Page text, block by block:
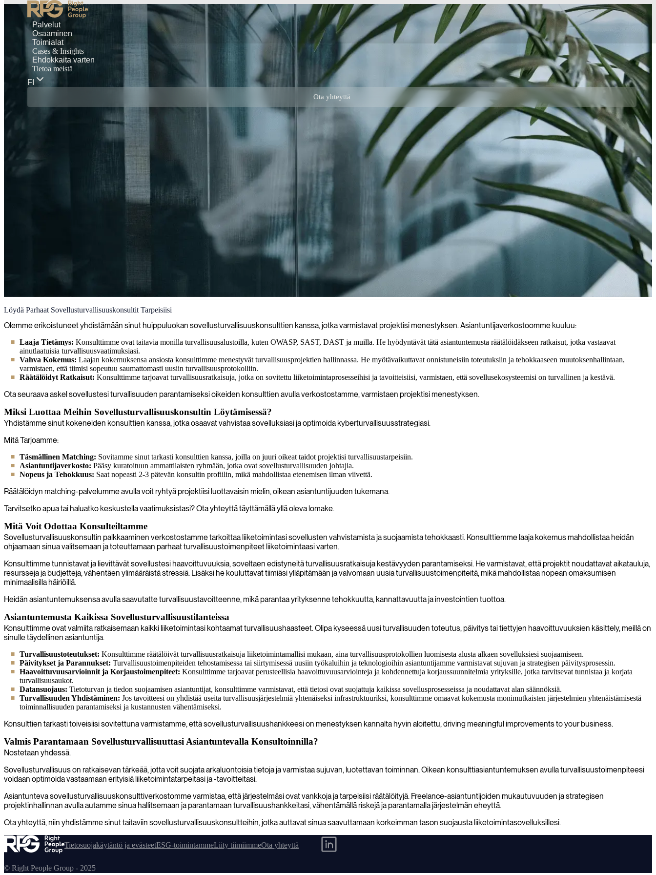
Palvelut
Osaaminen
Toimialat
Cases & Insights
Ehdokkaita varten
Tietoa meistä
FI
Ota yhteyttä
Sovellusturvallisuus
Autamme sinua tunnistamaan ja korjaamaan haavoittuvuudet ennen kuin hyökkääjät hyödyntävät niitä, suojaten sovelluksesi ja tietosi kattavien tietoturva-arviointien ja alan parhaiden käytäntöjen asiantuntevan
Löydä Parhaat Sovellusturvallisuuskonsultit Tarpeisiisi
Olemme erikoistuneet yhdistämään sinut huippuluokan sovellusturvallisuuskonsulttien kanssa, jotka varmistavat projektisi menestyksen. Asiantuntijaverkostoomme kuuluu:
Laaja Tietämys: Konsulttimme ovat taitavia monilla turvallisuusalustoilla, kuten OWASP, SAST, DAST ja muilla. He hyödyntävät tätä asiantuntemusta räätälöidäkseen ratkaisut, jotka vastaavat
ainutlaatuisia turvallisuusvaatimuksiasi.
Vahva Kokemus: Laajan kokemuksensa ansiosta konsulttimme menestyvät turvallisuusprojektien hallinnassa. He myötävaikuttavat onnistuneisiin toteutuksiin ja tehokkaaseen muutoksenhallintaan,
varmistaen, että tiimisi sopeutuu saumattomasti uusiin turvallisuusprotokolliin.
Räätälöidyt Ratkaisut: Konsulttimme tarjoavat turvallisuusratkaisuja, jotka on sovitettu liiketoimintaprosesseihisi ja tavoitteisiisi, varmistaen, että sovellusekosysteemisi on turvallinen ja kestävä.
Ota seuraava askel sovellustesi turvallisuuden parantamiseksi oikeiden konsulttien avulla verkostostamme, varmistaen projektisi menestyksen.
Miksi Luottaa Meihin Sovellusturvallisuuskonsultin Löytämisessä?
Yhdistämme sinut kokeneiden konsulttien kanssa, jotka osaavat vahvistaa sovelluksiasi ja optimoida kyberturvallisuusstrategiasi.
Mitä Tarjoamme:
Täsmällinen Matching: Sovitamme sinut tarkasti konsulttien kanssa, joilla on juuri oikeat taidot projektisi turvallisuustarpeisiin.
Asiantuntijaverkosto: Pääsy kuratoituun ammattilaisten ryhmään, jotka ovat sovellusturvallisuuden johtajia.
Nopeus ja Tehokkuus: Saat nopeasti 2-3 pätevän konsultin profiilin, mikä mahdollistaa etenemisen ilman viivettä.
Räätälöidyn matching-palvelumme avulla voit ryhtyä projektiisi luottavaisin mielin, oikean asiantuntijuuden tukemana.
Tarvitsetko apua tai haluatko keskustella vaatimuksistasi? Ota yhteyttä täyttämällä yllä oleva lomake.
Mitä Voit Odottaa Konsulteiltamme
Sovellusturvallisuuskonsultin palkkaaminen verkostostamme tarkoittaa liiketoimintasi sovellusten vahvistamista ja suojaamista tehokkaasti. Konsulttiemme laaja kokemus mahdollistaa heidän
ohjaamaan sinua valitsemaan ja toteuttamaan parhaat turvallisuustoimenpiteet liiketoimintaasi varten.
Konsulttimme tunnistavat ja lievittävät sovellustesi haavoittuvuuksia, soveltaen edistyneitä turvallisuusratkaisuja kestävyyden parantamiseksi. He varmistavat, että projektit noudattavat aikatauluja,
resursseja ja budjetteja, vähentäen ylimääräistä stressiä. Lisäksi he kouluttavat tiimiäsi ylläpitämään ja valvomaan uusia turvallisuustoimenpiteitä, mikä mahdollistaa nopean omaksumisen
minimaalisilla häiriöillä.
Heidän asiantuntemuksensa avulla saavutatte turvallisuustavoitteenne, mikä parantaa yrityksenne tehokkuutta, kannattavuutta ja investointien tuottoa.
Asiantuntemusta Kaikissa Sovellusturvallisuustilanteissa
Konsulttimme ovat valmiita ratkaisemaan kaikki liiketoimintasi kohtaamat turvallisuushaasteet. Olipa kyseessä uusi turvallisuuden toteutus, päivitys tai tiettyjen haavoittuvuuksien käsittely, meillä on
sinulle täydellinen asiantuntija.
Turvallisuustoteutukset: Konsulttimme räätälöivät turvallisuusratkaisuja liiketoimintamallisi mukaan, aina turvallisuusprotokollien luomisesta alusta alkaen sovelluksiesi suojaamiseen.
Päivitykset ja Parannukset: Turvallisuustoimenpiteiden tehostamisessa tai siirtymisessä uusiin työkaluihin ja teknologioihin asiantuntijamme varmistavat sujuvan ja strategisen päivitysprosessin.
Haavoittuvuusarvioinnit ja Korjaustoimenpiteet: Konsulttimme tarjoavat perusteellisia haavoittuvuusarviointeja ja kohdennettuja korjaussuunnitelmia yrityksille, jotka tarvitsevat tunnistaa ja korjata
turvallisuusaukot.
Datansuojaus: Tietoturvan ja tiedon suojaamisen asiantuntijat, konsulttimme varmistavat, että tietosi ovat suojattuja kaikissa sovellusprosesseissa ja noudattavat alan säännöksiä.
Turvallisuuden Yhdistäminen: Jos tavoitteesi on yhdistää useita turvallisuusjärjestelmiä yhtenäiseksi infrastruktuuriksi, konsulttimme omaavat kokemusta monimutkaisten järjestelmien yhtenäistämisestä
toiminnallisuuden parantamiseksi ja kustannusten vähentämiseksi.
Konsulttien tarkasti toiveisiisi sovitettuna varmistamme, että sovellusturvallisuushankkeesi on menestyksen kannalta hyvin aloitettu, driving meaningful improvements to your business.
Valmis Parantamaan Sovellusturvallisuuttasi Asiantuntevalla Konsultoinnilla?
Nostetaan yhdessä.
Sovellusturvallisuus on ratkaisevan tärkeää, jotta voit suojata arkaluontoisia tietoja ja varmistaa sujuvan, luotettavan toiminnan. Oikean konsulttiasiantuntemuksen avulla turvallisuustoimenpiteesi
voidaan optimoida vastaamaan erityisiä liiketoimintatarpeitasi ja -tavoitteitasi.
Asiantunteva sovellusturvallisuuskonsulttiverkostomme varmistaa, että järjestelmäsi ovat vankkoja ja tarpeisiisi räätälöityjä. Freelance-asiantuntijoiden mukautuvuuden ja strategisen
projektinhallinnan avulla autamme sinua hallitsemaan ja parantamaan turvallisuushankkeitasi, vähentämällä riskejä ja parantamalla järjestelmän eheyttä.
Ota yhteyttä, niin yhdistämme sinut taitaviin sovellusturvallisuuskonsultteihin, jotka auttavat sinua saavuttamaan korkeimman tason suojausta liiketoimintasovelluksillesi.
Tietosuojakäytäntö ja evästeetESG-toimintammeLiity tiimiimmeOta yhteyttä
© Right People Group - 2025